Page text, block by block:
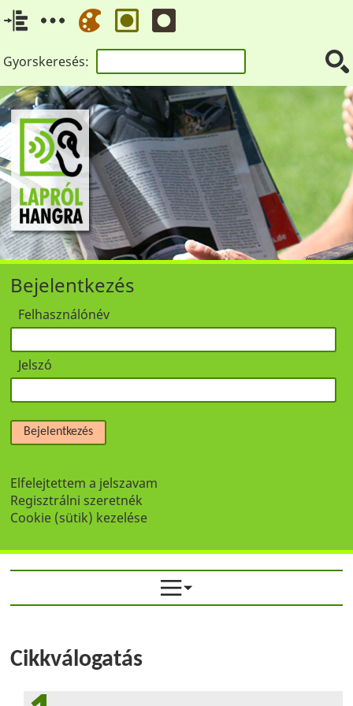
Gyorskeresés:
Bejelentkezés
Felhasználónév
Jelszó
Bejelentkezés
Elfelejtettem a jelszavam
Regisztrálni szeretnék
Cookie (sütik) kezelése
Cikkválogatás